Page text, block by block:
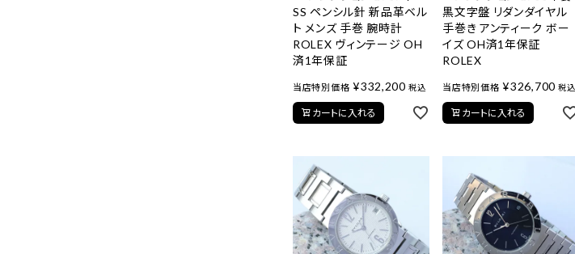
SS ペンシル針 新品革ベル
ト メンズ 手巻 腕時計
ROLEX ヴィンテージ OH
済1年保証
当店特別価格 ¥332,200 税込
カートに入れる
黒文字盤 リダンダイヤル
手巻き アンティーク ボー
イズ OH済1年保証
ROLEX
当店特別価格 ¥326,700 税込
カートに入れる